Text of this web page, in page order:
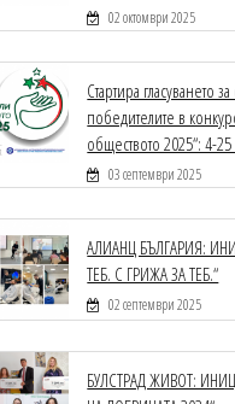
02 октомври 2025
Стартира гласуването
победителите в
обществото 2025“: 4-
03 септември 2025
АЛИАНЦ БЪЛГАРИЯ:
ТЕБ. С ГРИЖА ЗА ТЕБ.“
02 септември 2025
БУЛСТРАД ЖИВОТ: